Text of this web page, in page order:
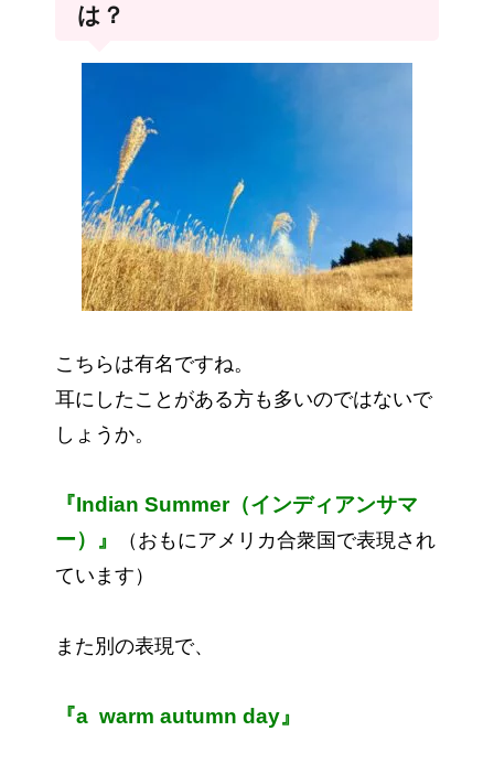
は？
こちらは有名ですね。
耳にしたことがある方も多いのではないで
しょうか。
『Indian Summer（インディアンサマ
ー）』
（おもにアメリカ合衆国で表現され
ています）
また別の表現で、
『a warm autumn day』